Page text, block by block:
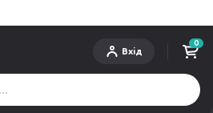
Вхід
0